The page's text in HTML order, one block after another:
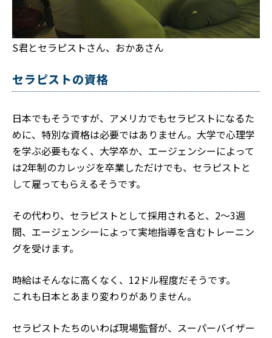
S君とセラピストさん、おかあさん
セラピストの資格
日本でもそうですが、アメリカでもセラピストになるた
めに、特別な資格は必要ではありません。大学で心理学
を学ぶ必要もなく、大学卒か、エージェンシーによって
は2年制のカレッジを卒業しただけでも、セラピストと
して雇ってもらえるそうです。
その代わり、セラピストとして採用されると、2～3週
間、エージェンシーによって実地指導を含むトレーニン
グを受けます。
時給はそんなに高くなく、12ドル程度だそうです。
これも日本とあまり変わりがありません。
セラピストたちのいわば現場監督が、スーパーバイザー